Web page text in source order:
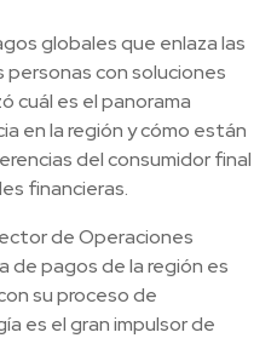
globales que enlaza las
personas con soluciones
cuál es el panorama
en la región y cómo están
del consumidor final
financieras.
de Operaciones
de pagos de la región es
su proceso de
es el gran impulsor de